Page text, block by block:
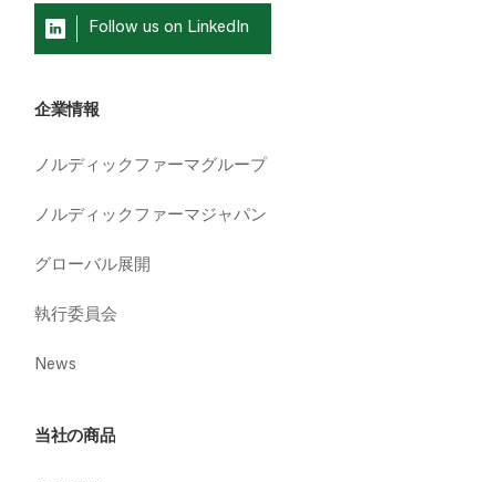
Follow us on LinkedIn
企業情報
ノルディックファーマグループ
ノルディックファーマジャパン
グローバル展開
執行委員会
News
当社の商品